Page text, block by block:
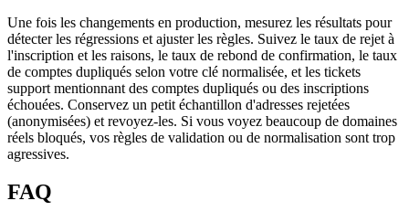
Une fois les changements en production, mesurez les résultats pour
détecter les régressions et ajuster les règles. Suivez le taux de rejet à
l'inscription et les raisons, le taux de rebond de confirmation, le taux
de comptes dupliqués selon votre clé normalisée, et les tickets
support mentionnant des comptes dupliqués ou des inscriptions
échouées. Conservez un petit échantillon d'adresses rejetées
(anonymisées) et revoyez-les. Si vous voyez beaucoup de domaines
réels bloqués, vos règles de validation ou de normalisation sont trop
agressives.
FAQ